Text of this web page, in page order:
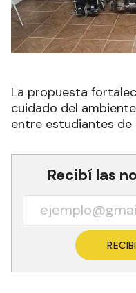
La propuesta
cuidado del
entre estudiantes
Recibí las